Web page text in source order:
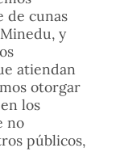
de cunas
y
atiendan
otorgar
los
no
públicos,